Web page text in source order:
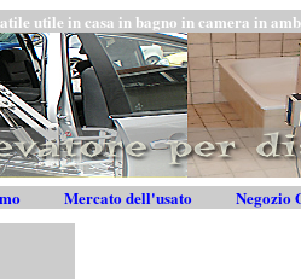
utile in casa in bagno in camera in
Mercato dell'usato Negozio